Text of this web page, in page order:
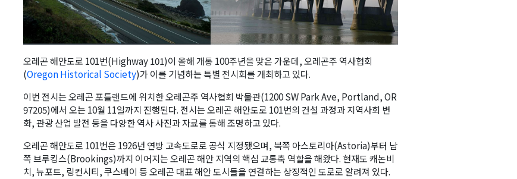
오레곤 해안도로 101번(Highway 101)이 올해 개통 100주년을 맞은 가운데, 오레곤주 역사협회
(Oregon Historical Society)가 이를 기념하는 특별 전시회를 개최하고 있다.
이번 전시는 오레곤 포틀랜드에 위치한 오레곤주 역사협회 박물관(1200 SW Park Ave, Portland, OR
97205)에서 오는 10월 11일까지 진행된다. 전시는 오레곤 해안도로 101번의 건설 과정과 지역사회 변
화, 관광 산업 발전 등을 다양한 역사 사진과 자료를 통해 조명하고 있다.
오레곤 해안도로 101번은 1926년 연방 고속도로로 공식 지정됐으며, 북쪽 아스토리아(Astoria)부터 남
쪽 브루킹스(Brookings)까지 이어지는 오레곤 해안 지역의 핵심 교통축 역할을 해왔다. 현재도 캐논비
치, 뉴포트, 링컨시티, 쿠스베이 등 오레곤 대표 해안 도시들을 연결하는 상징적인 도로로 알려져 있다.